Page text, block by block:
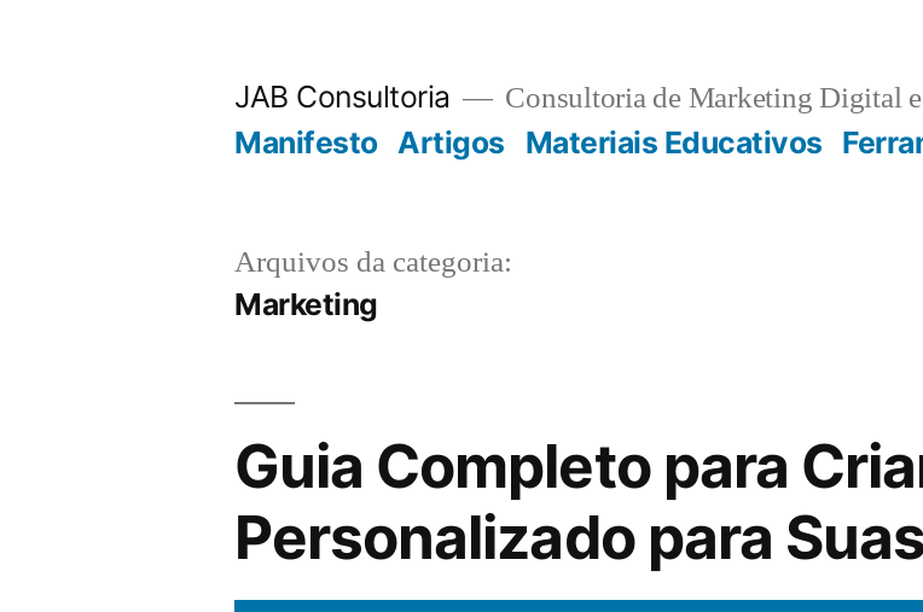
JAB Consultoria Consultoria de Marketing Digital e
Manifesto Artigos Materiais Educativos
Arquivos da categoria:
Marketing
Guia Completo para
Personalizado para